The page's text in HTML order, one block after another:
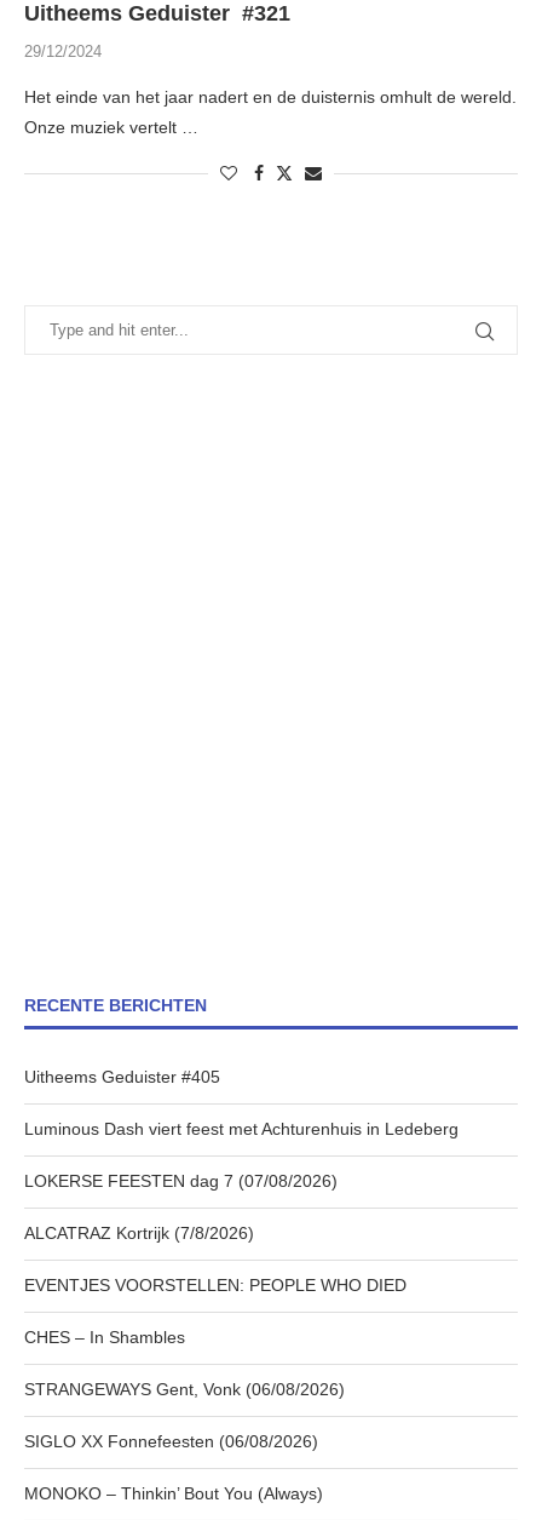
Uitheems Geduister #321
29/12/2024
Het einde van het jaar nadert en de duisternis omhult de wereld.
Onze muziek vertelt …
RECENTE BERICHTEN
Uitheems Geduister #405
Luminous Dash viert feest met Achturenhuis in Ledeberg
LOKERSE FEESTEN dag 7 (07/08/2026)
ALCATRAZ Kortrijk (7/8/2026)
EVENTJES VOORSTELLEN: PEOPLE WHO DIED
CHES – In Shambles
STRANGEWAYS Gent, Vonk (06/08/2026)
SIGLO XX Fonnefeesten (06/08/2026)
MONOKO – Thinkin’ Bout You (Always)